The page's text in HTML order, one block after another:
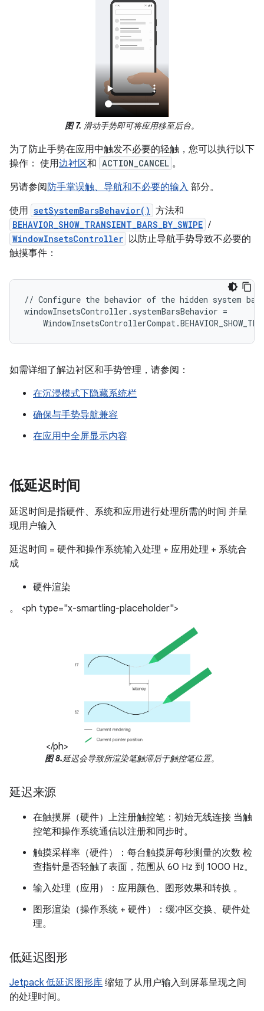
图 7. 滑动手势即可将应用移至后台。
为了防止手势在应用中触发不必要的轻触，您可以执行以下
操作： 使用边衬区和 ACTION_CANCEL 。
另请参阅 防手掌误触、导航和不必要的输入 部分。
使用 setSystemBarsBehavior() 方法和
BEHAVIOR_SHOW_TRANSIENT_BARS_BY_SWIPE /
WindowInsetsController 以防止导航手势导致不必要的
触摸事件：
// Configure the behavior of the hidden system
windowInsetsController.systemBarsBehavior =
如需详细了解边衬区和手势管理，请参阅：
在沉浸模式下隐藏系统栏
确保与手势导航兼容
在应用中全屏显示内容
低延迟时间
延迟时间是指硬件、系统和应用进行处理所需的时间 并呈
现用户输入
延迟时间 = 硬件和操作系统输入处理 + 应用处理 + 系统合
成
硬件渲染
。 <ph type="x-smartling-placeholder">
</ph>
图 8.延迟会导致所渲染笔触滞后于触控笔位置。
延迟来源
在触摸屏（硬件）上注册触控笔：初始无线连接 当触
控笔和操作系统通信以注册和同步时。
触摸采样率（硬件）：每台触摸屏每秒测量的次数 检
查指针是否轻触了表面，范围从 60 Hz 到 1000 Hz。
输入处理（应用）：应用颜色、图形效果和转换 。
图形渲染（操作系统 + 硬件）：缓冲区交换、硬件处
理。
低延迟图形
Jetpack 低延迟图形库 缩短了从用户输入到屏幕呈现之间
的处理时间。